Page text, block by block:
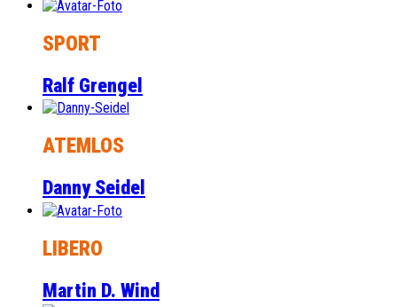
SPORT
Ralf Grengel
ATEMLOS
Danny Seidel
LIBERO
Martin D. Wind